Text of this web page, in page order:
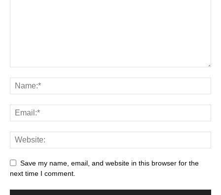
Save my name, email, and website in this browser for the
next time I comment.